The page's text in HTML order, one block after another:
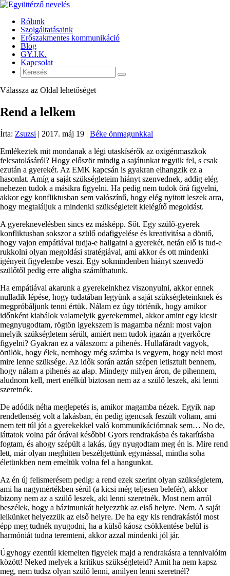
Rólunk
Szolgáltatásaink
Erőszakmentes kommunikáció
Blog
GY.I.K.
Kapcsolat
Válassza az Oldal lehetőséget
Rend a lelkem
Írta: Zsuzsi | 2017. máj 19 | Béke önmagunkkal
Emlékeztek mit mondanak a légi utaskísérők az oxigénmaszkok
felcsatolásáról? Hogy először mindig a sajátunkat tegyük fel, s csak
ezután a gyerekét. Az EMK kapcsán is gyakran elhangzik ez a
hasonlat. Amíg a saját szükségleteim hiányt szenvednek, addig elég
nehezen tudok a másikra figyelni. Ha pedig nem tudok őrá figyelni,
akkor egy konfliktusban sem valószínű, hogy elég nyitott leszek arra,
hogy megtaláljuk a mindenki szükségleteit kielégítő megoldást.
A gyereknevelésben sincs ez másképp. Sőt. Egy szülő-gyerek
konfliktusban sokszor a szülő odafigyelése és kreativitása a döntő,
hogy vajon empátiával tudja-e hallgatni a gyerekét, netán elő is tud-e
rukkolni olyan megoldási stratégiával, ami akkor és ott mindenki
igényeit figyelembe veszi. Egy sokmindenben hiányt szenvedő
szülőtől pedig erre aligha számíthatunk.
Ha empátiával akarunk a gyerekeinkhez viszonyulni, akkor ennek
nulladik lépése, hogy tudatában legyünk a saját szükségleteinknek és
megpróbáljunk tenni értük. Nálam ez úgy történik, hogy amikor
időnként kiabálok valamelyik gyerekemmel, akkor amint egy kicsit
megnyugodtam, rögtön igyekszem is magamba nézni: most vajon
melyik szükségletem sérült, amiért nem tudok igazán a gyerkőcre
figyelni? Gyakran ez a válaszom: a pihenés. Hullafáradt vagyok,
örülök, hogy élek, nemhogy még számba is vegyem, hogy neki most
mire lenne szüksége. Az idők során aztán szépen letisztult bennem,
hogy nálam a pihenés az alap. Mindegy milyen áron, de pihennem,
aludnom kell, mert enélkül biztosan nem az a szülő leszek, aki lenni
szeretnék.
De adódik néha meglepetés is, amikor magamba nézek. Egyik nap
rendetlenség volt a lakásban, én pedig igencsak feszült voltam, ami
nem tett túl jót a gyerekekkel való kommunikációmnak sem… No de,
láttatok volna pár órával később! Gyors rendrakásba és takarításba
fogtam, és ahogy szépült a lakás, úgy nyugodtam meg én is. Mire rend
lett, már olyan meghitten beszélgettünk egymással, mintha soha
életünkben nem emeltük volna fel a hangunkat.
Az én új felismerésem pedig: a rend ezek szerint olyan szükségletem,
ami ha nagymértékben sérül (a kicsi még teljesen belefér), akkor
bizony nem az a szülő leszek, aki lenni szeretnék. Most nem arról
beszélek, hogy a házimunkát helyezzük az első helyre. Nem. A saját
lelkünket helyezzük az első helyre. De ha egy kis rendrakástól most
épp meg tudnék nyugodni, ha a külső káosz csökkentése belül is
harmóniát tudna teremteni, akkor azzal mindenki jól jár.
Úgyhogy ezentúl kiemelten figyelek majd a rendrakásra a tennivalóim
között! Neked melyek a kritikus szükségleteid? Amit ha nem kapsz
meg, nem tudsz olyan szülő lenni, amilyen lenni szeretnél?